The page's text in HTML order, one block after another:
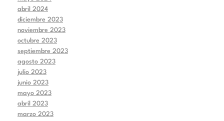
abril 2024
diciembre 2023
noviembre 2023
octubre 2023
septiembre 2023
agosto 2023
julio 2023
junio 2023
mayo 2023
abril 2023
marzo 2023